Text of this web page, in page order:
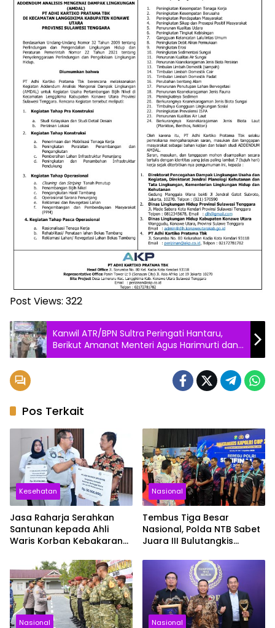
Post Views: 322
Kanwil ATR/BPN Sultra Peringati Hantaru,
Berikut Amanat Menteri Agus Harimurti dan
Capaian Program Kerja
Pos Terkait
Kesehatan
Jasa Raharja Serahkan
Santunan kepada Ahli
Waris Korban Kebakaran
Nasional
Tembus Tiga Besar
Nasional, Polda NTB Sabet
Juara III Bulutangkis
Nasional Nasional